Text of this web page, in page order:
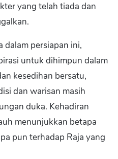
yang telah tiada dan
dalam persiapan ini,
untuk dihimpun dalam
kesedihan bersatu,
dan warisan masih
duka. Kehadiran
menunjukkan betapa
pun terhadap Raja yang